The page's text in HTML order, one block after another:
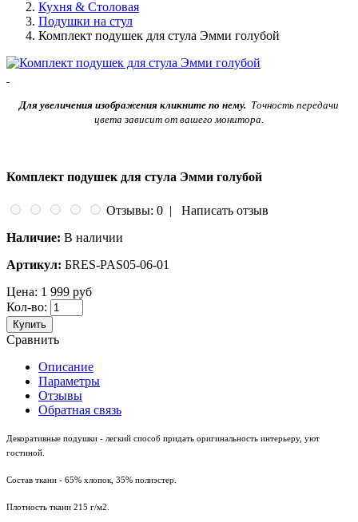
Кухня & Столовая
Подушки на стул
Комплект подушек для стула Эмми голубой
Для увеличения изображения кликните по нему. Точность передачи
цвета зависит от вашего монитора.
Комплект подушек для стула Эмми голубой
Отзывы: 0 | Написать отзыв
Наличие: В наличии
Артикул: БRES-PAS05-06-01
Цена: 1 999 руб
Кол-во:
Купить
Сравнить
Описание
Параметры
Отзывы
Обратная связь
Декоративные подушки - легкий способ придать оригинальность интерьеру, уют
гостиной.
Состав ткани - 65% хлопок, 35% полиэстер.
Плотность ткани 215 г/м2.